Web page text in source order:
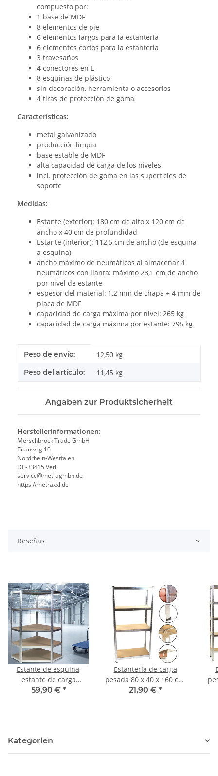
compuesto por:
1 base de MDF
8 elementos de pie
6 elementos largos para la estantería
6 elementos cortos para la estantería
3 travesaños
4 conectores en L
8 esquinas de plástico
sin decoración, herramienta o accesorios
4 tiras de protección de goma
Características:
metal galvanizado
producción limpia
base estable de MDF
alta capacidad de carga de los niveles
incl. protección de goma en las superficies de
soporte
Medidas:
Estante (exterior): 180 cm de alto x 120 cm de
ancho x 40 cm de profundidad
Estante (interior): 112,5 cm de ancho (de esquina
a esquina)
ancho máximo de neumáticos al almacenar 4
neumáticos con llanta: máximo 28,1 cm de ancho
por nivel de estante
espesor del material: 1,2 mm de chapa + 4 mm de
placa de MDF
capacidad de carga máxima por nivel: 265 kg
capacidad de carga máxima por estante: 795 kg
#productDetails.itemInformation#
#productDetails.itemValue#
Peso de envío: 12,50 kg
Peso del artículo: 11,45 kg
Angaben zur Produktsicherheit
Herstellerinformationen:
Merschbrock Trade GmbH
Titanweg 10
Nordrhein-Westfalen
DE-33415 Verl
service@metragmbh.de
https://metraxxl.de
Reseñas
Estante de esquina,
estante de carga
pesada, base de MDF
59,90 € *
Estantería de carga
pesada 80 x 40 x 160 cm,
base de MDF
21,90 € *
Kategorien